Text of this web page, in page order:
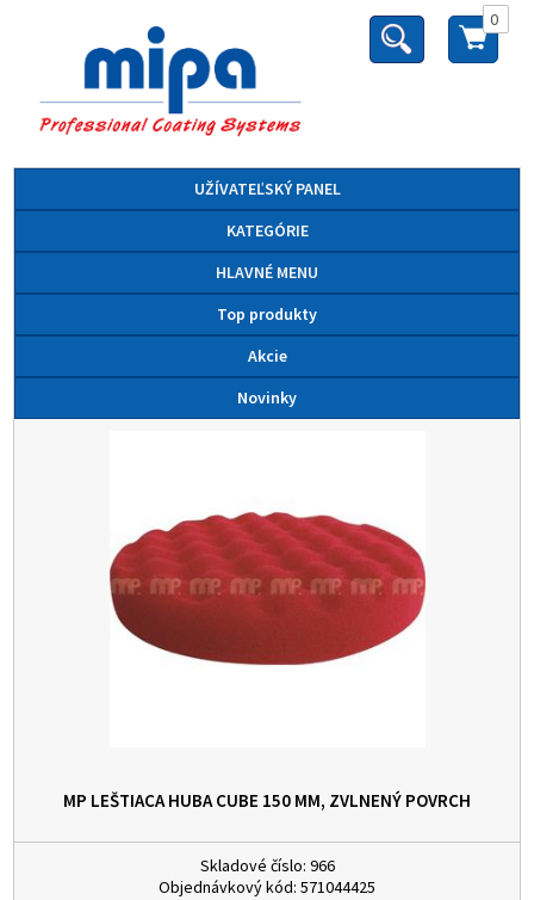
0
UŽÍVATEĽSKÝ PANEL
KATEGÓRIE
HLAVNÉ MENU
Top produkty
Akcie
Novinky
MP LEŠTIACA HUBA CUBE 150 MM, ZVLNENÝ POVRCH
Skladové číslo: 966
Objednávkový kód: 571044425